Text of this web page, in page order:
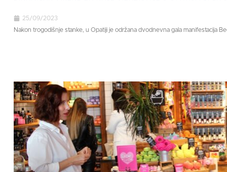
25/09/2023
Nakon trogodišnje stanke, u Opatiji je održana dvodnevna gala manifestacija